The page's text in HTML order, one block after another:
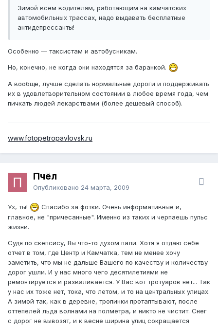
Зимой всем водителям, работающим на камчатских
автомобильных трассах, надо выдавать бесплатные
антидепрессанты!
Особенно — таксистам и автобусникам.
Но, конечно, не когда они находятся за баранкой.
А вообще, лучше сделать нормальные дороги и поддерживать
их в удовлетворительном состоянии в любое время года, чем
пичкать людей лекарствами (более дешевый способ).
www.fotopetropavlovsk.ru
Пчёл
Опубликовано 24 марта, 2009
Ух, ты!
Спасибо за фотки. Очень информативные и,
главное, не "причесанные". Именно из таких и черпаешь пульс
жизни.
Судя по скепсису, Вы что-то духом пали. Хотя я отдаю себе
отчет в том, где Центр и Камчатка, тем не менее хочу
заметить, что мы не дальше Вашего по качеству и количеству
дорог ушли. И у нас много чего десятилетиями не
ремонтируется и разваливается. У Вас вот тротуаров нет... Так
у нас их тоже нет, тока, что летом, и то на центральных улицах.
А зимой так, как в деревне, тропинки протаптывают, после
оттепелей льда волнами на полметра, и никто не чистит. Снег
с дорог не вывозят, и к весне ширина улиц сокращается